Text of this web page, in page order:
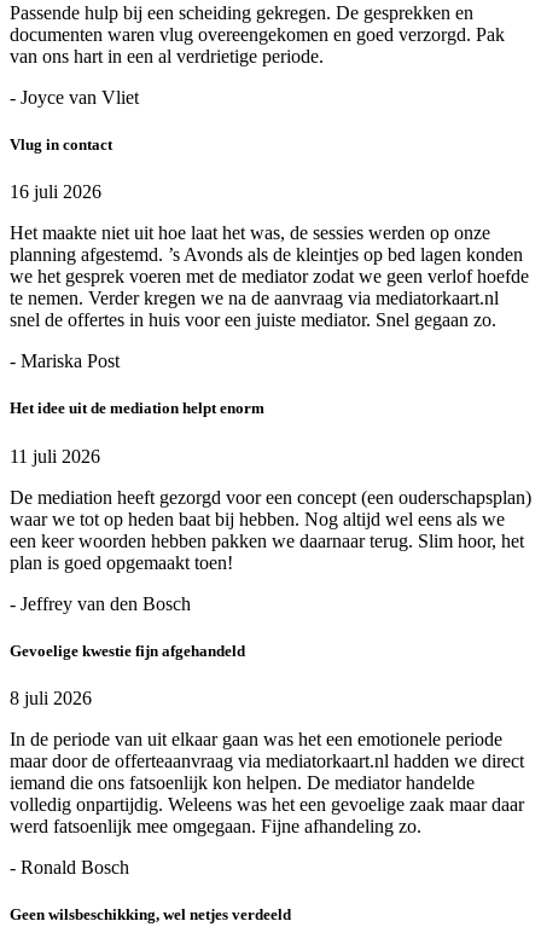
Passende hulp bij een scheiding gekregen. De gesprekken en
documenten waren vlug overeengekomen en goed verzorgd. Pak
van ons hart in een al verdrietige periode.
- Joyce van Vliet
Vlug in contact
16 juli 2026
Het maakte niet uit hoe laat het was, de sessies werden op onze
planning afgestemd. ’s Avonds als de kleintjes op bed lagen konden
we het gesprek voeren met de mediator zodat we geen verlof hoefde
te nemen. Verder kregen we na de aanvraag via mediatorkaart.nl
snel de offertes in huis voor een juiste mediator. Snel gegaan zo.
- Mariska Post
Het idee uit de mediation helpt enorm
11 juli 2026
De mediation heeft gezorgd voor een concept (een ouderschapsplan)
waar we tot op heden baat bij hebben. Nog altijd wel eens als we
een keer woorden hebben pakken we daarnaar terug. Slim hoor, het
plan is goed opgemaakt toen!
- Jeffrey van den Bosch
Gevoelige kwestie fijn afgehandeld
8 juli 2026
In de periode van uit elkaar gaan was het een emotionele periode
maar door de offerteaanvraag via mediatorkaart.nl hadden we direct
iemand die ons fatsoenlijk kon helpen. De mediator handelde
volledig onpartijdig. Weleens was het een gevoelige zaak maar daar
werd fatsoenlijk mee omgegaan. Fijne afhandeling zo.
- Ronald Bosch
Geen wilsbeschikking, wel netjes verdeeld